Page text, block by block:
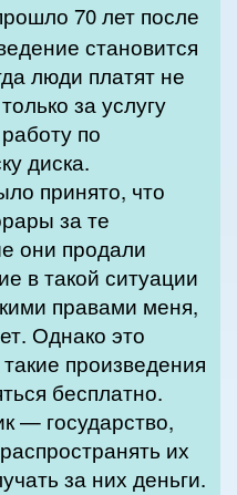
70 лет после
становится
люди платят не
за услугу
по
диска.
принято, что
за те
они продали
в такой ситуации
правами меня,
Однако это
произведения
бесплатно.
— государство,
их
за них деньги.